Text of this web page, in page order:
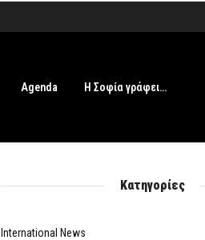
Agenda Η Σοφία γράφει…
Κατηγορίες
International News